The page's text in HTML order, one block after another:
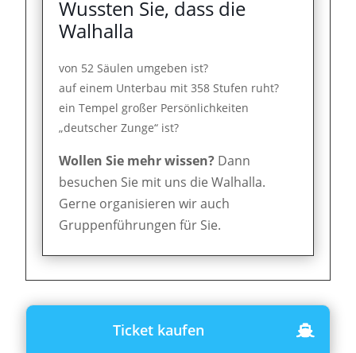
Wussten Sie, dass die
Walhalla
von 52 Säulen umgeben ist?
auf einem Unterbau mit 358 Stufen ruht?
ein Tempel großer Persönlichkeiten
„deutscher Zunge“ ist?
Wollen Sie mehr wissen? Dann
besuchen Sie mit uns die Walhalla.
Gerne organisieren wir auch
Gruppenführungen für Sie.
Ticket kaufen